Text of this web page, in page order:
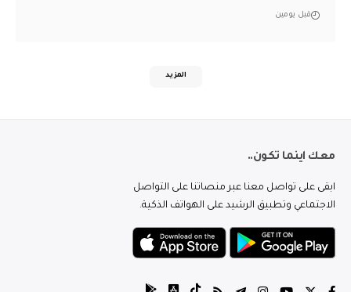
قبل يومين
المزيد
معك اينما تكون..
ابقى على تواصل معنا عبر منصاتنا على التواصل
الاجتماعي وتطبيق الرشيد على الهواتف الذكية.